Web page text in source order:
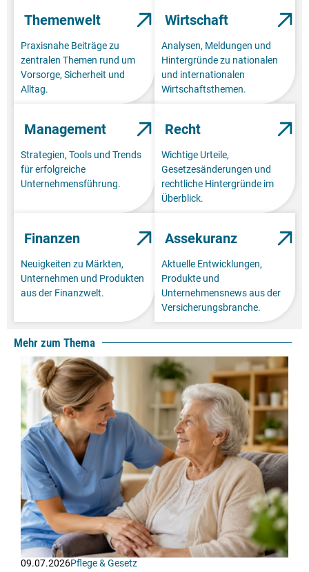
Themenwelt
Praxisnahe Beiträge zu
zentralen Themen rund um
Vorsorge, Sicherheit und
Alltag.
Wirtschaft
Analysen, Meldungen und
Hintergründe zu nationalen
und internationalen
Wirtschaftsthemen.
Management
Strategien, Tools und Trends
für erfolgreiche
Unternehmensführung.
Recht
Wichtige Urteile,
Gesetzesänderungen und
rechtliche Hintergründe im
Überblick.
Finanzen
Neuigkeiten zu Märkten,
Unternehmen und Produkten
aus der Finanzwelt.
Assekuranz
Aktuelle Entwicklungen,
Produkte und
Unternehmensnews aus der
Versicherungsbranche.
Mehr zum Thema
09.07.2026Pflege & Gesetz